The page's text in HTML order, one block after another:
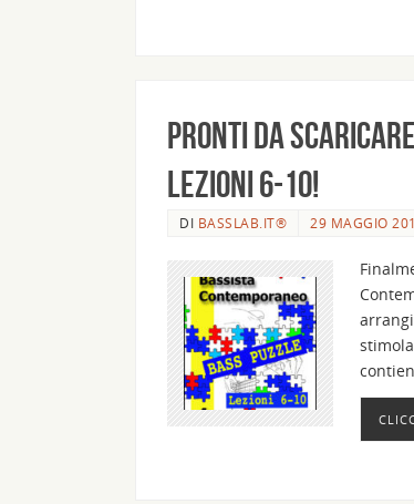
Pronti da
Lezioni 6-10!
DI BASSLAB.IT® 29 MAGGIO